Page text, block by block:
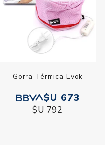
Gorra Térmica Evok
$U 673
$U 792